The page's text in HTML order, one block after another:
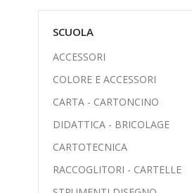
SCUOLA
ACCESSORI
COLORE E ACCESSORI
CARTA - CARTONCINO
DIDATTICA - BRICOLAGE
CARTOTECNICA
RACCOGLITORI - CARTELLE